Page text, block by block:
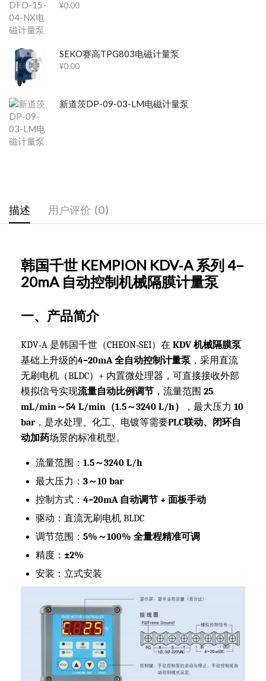
¥0.00
SEKO赛高TPG803电磁计量泵
¥0.00
新道茨DP-09-03-LM电磁计量泵
描述 用户评价 (0)
韩国千世 KEMPION KDV‑A 系列 4–
20mA 自动控制机械隔膜计量泵
一、产品简介
KDV‑A 是韩国千世（CHEON‑SEI）在 KDV 机械隔膜泵
基础上升级的4–20mA 全自动控制计量泵 ，采用直流
无刷电机（BLDC）+ 内置微处理器，可直接接收外部
模拟信号实现流量自动比例调节 ，流量范围 25
mL/min～54 L/min（1.5～3240 L/h）
，最大压力 10
bar，是水处理、化工、电镀等需要PLC联动、闭环自
动加药场景的标准机型。
流量范围： 1.5～3240 L/h
最大压力： 3～10 bar
控制方式： 4–20mA 自动调节 + 面板手动
驱动：直流无刷电机 BLDC
调节范围： 5%～100% 全量程精准可调
精度： ±2%
安装：立式安装